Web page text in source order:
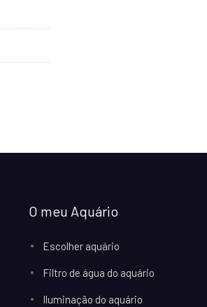
O meu Aquário
Escolher aquário
Filtro de água do aquário
Iluminação do aquário